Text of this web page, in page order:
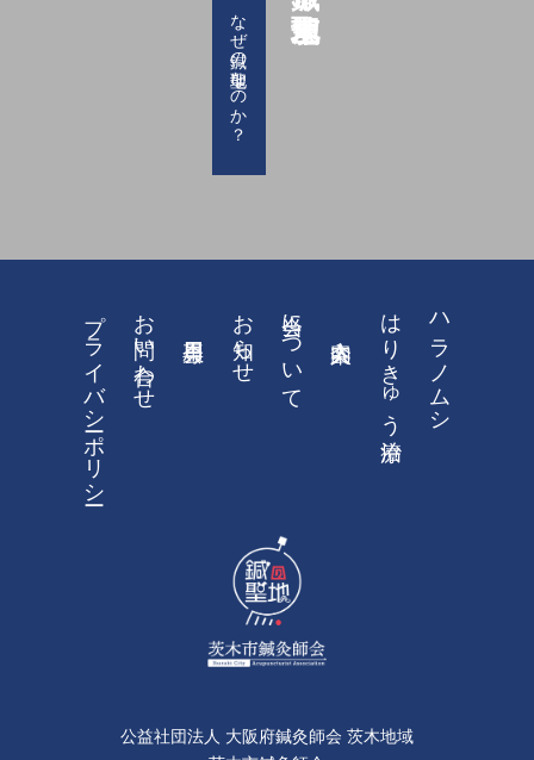
なぜ鍼の聖地なのか？
ハラノムシ
はりきゅう治療
当会について
お知らせ
お問い合わせ
プライバシーポリシー
公益社団法人 大阪府鍼灸師会 茨木地域